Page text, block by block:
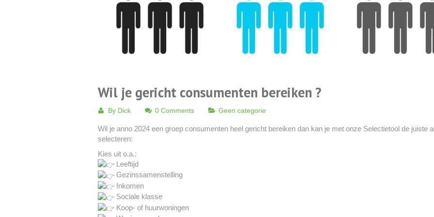
Wil je gericht consumenten bereiken ?
By Dick 0 Comments Geen categorie
Wil je anno 2024 een groep consumenten heel gericht bereiken dan kan je met onze Selectietool de juiste
selecteren:
Kies uit o.a.:
Leeftijd
Gezinssamenstelling
Inkomen
Sociale klasse
Koop- of huurwoningen